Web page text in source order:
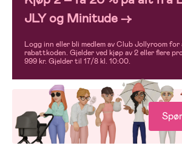
JLY og Minitude →
Logg inn eller bli medlem av Club Jollyroom
rabattkoden. Gjelder ved kjøp av 2 eller flere
999 kr. Gjelder til 17/8 kl. 10:00.